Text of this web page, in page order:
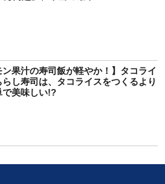
ン果汁の寿司飯が軽やか！】タコライ
らし寿司は、タコライスをつくるより
で美味しい!?